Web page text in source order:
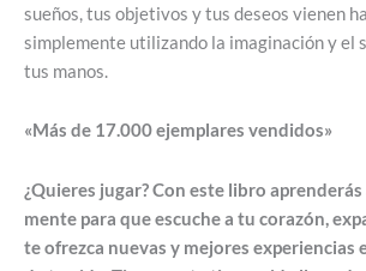
sueños, tus objetivos y tus deseos vienen
simplemente utilizando la imaginación y el
tus manos.
«Más de 17.000 ejemplares vendidos»
¿Quieres jugar? Con este libro
mente para que escuche a tu corazón,
te ofrezca nuevas y mejores experiencias